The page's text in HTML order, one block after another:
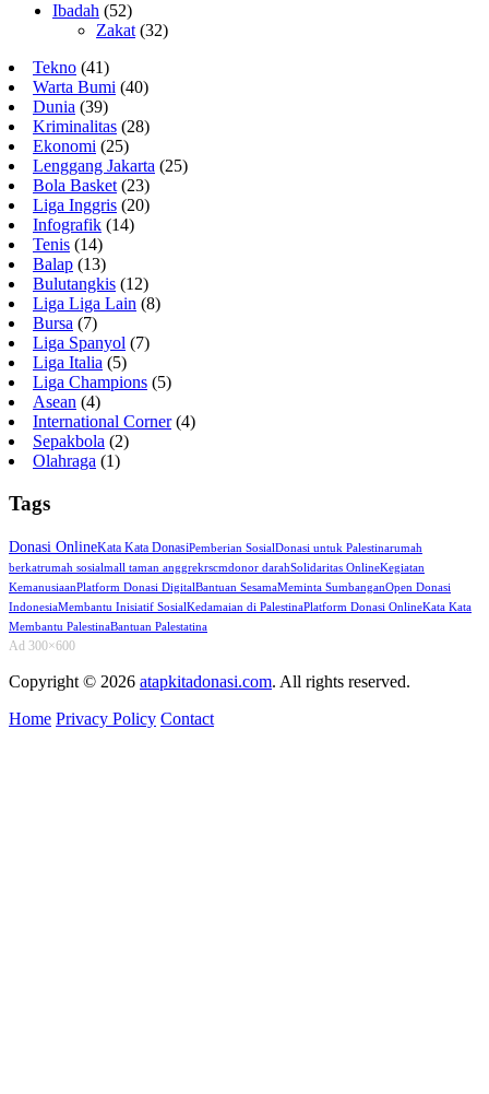
Ibadah (52)
Zakat (32)
Tekno (41)
Warta Bumi (40)
Dunia (39)
Kriminalitas (28)
Ekonomi (25)
Lenggang Jakarta (25)
Bola Basket (23)
Liga Inggris (20)
Infografik (14)
Tenis (14)
Balap (13)
Bulutangkis (12)
Liga Liga Lain (8)
Bursa (7)
Liga Spanyol (7)
Liga Italia (5)
Liga Champions (5)
Asean (4)
International Corner(4)
Sepakbola (2)
Olahraga (1)
Tags
Donasi OnlineKata Kata DonasiPemberian SosialDonasi untuk Palestinarumah
berkatrumah sosialmall taman anggrekrscmdonor darahSolidaritas OnlineKegiatan
KemanusiaanPlatform Donasi DigitalBantuan SesamaMeminta SumbanganOpen Donasi
IndonesiaMembantu Inisiatif SosialKedamaian di PalestinaPlatform Donasi OnlineKata Kata
Membantu PalestinaBantuan Palestatina
Ad 300×600
Copyright © 2026 atapkitadonasi.com. All rights reserved.
Home Privacy Policy Contact